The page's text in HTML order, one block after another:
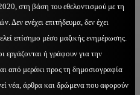
στη βάση του εθελοντισμού με τη
Δεν ενέχει επιτήδευμα, δεν έχει
επίσημο μέσο μαζικής ενημέρωσης.
εργάζονται ή γράφουν για την
από μεράκι προς τη δημοσιογραφία
νέα, άρθρα και δρώμενα που αφορούν